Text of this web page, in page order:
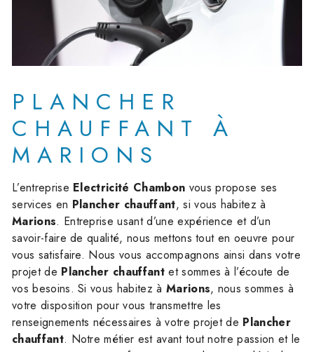
PLANCHER
CHAUFFANT À
MARIONS
L’entreprise Electricité Chambon vous propose ses
services en Plancher chauffant, si vous habitez à
Marions. Entreprise usant d’une expérience et d’un
savoir-faire de qualité, nous mettons tout en oeuvre pour
vous satisfaire. Nous vous accompagnons ainsi dans votre
projet de Plancher chauffantet sommes à l’écoute de
vos besoins. Si vous habitez à Marions, nous sommes à
votre disposition pour vous transmettre les
renseignements nécessaires à votre projet de Plancher
chauffant. Notre métier est avant tout notre passion et le